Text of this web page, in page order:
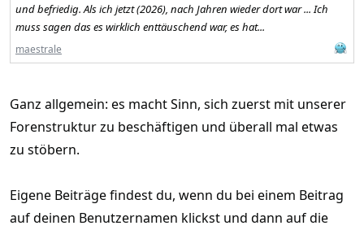
und befriedig. Als ich jetzt (2026), nach Jahren wieder dort war ... Ich
muss sagen das es wirklich enttäuschend war, es hat...
maestrale
Ganz allgemein: es macht Sinn, sich zuerst mit unserer
Forenstruktur zu beschäftigen und überall mal etwas
zu stöbern.
Eigene Beiträge findest du, wenn du bei einem Beitrag
auf deinen Benutzernamen klickst und dann auf die